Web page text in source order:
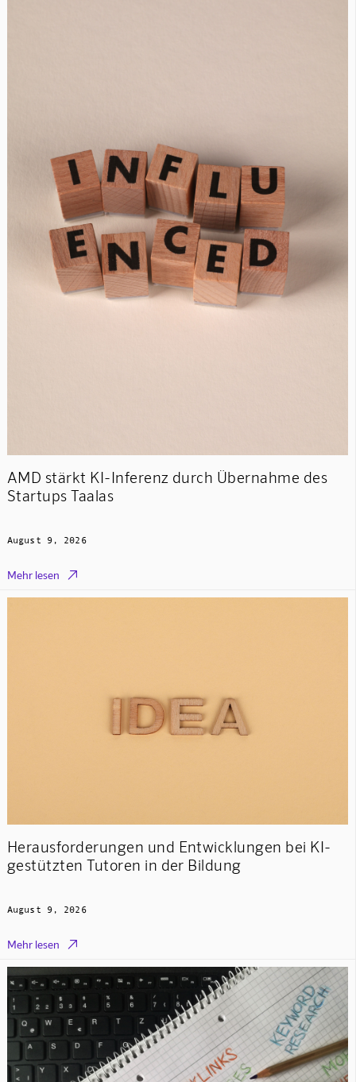
AMD stärkt KI-Inferenz durch Übernahme des
Startups Taalas
August 9, 2026
Mehr lesen 
Herausforderungen und Entwicklungen bei KI-
gestützten Tutoren in der Bildung
August 9, 2026
Mehr lesen 